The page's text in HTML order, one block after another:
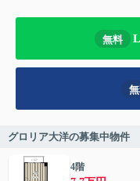
無料
グロリア大洋の募集中物件
4階